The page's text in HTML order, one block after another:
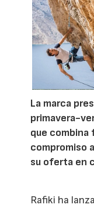
La marca
primavera-
que combina
compromiso
su oferta en
Rafiki ha